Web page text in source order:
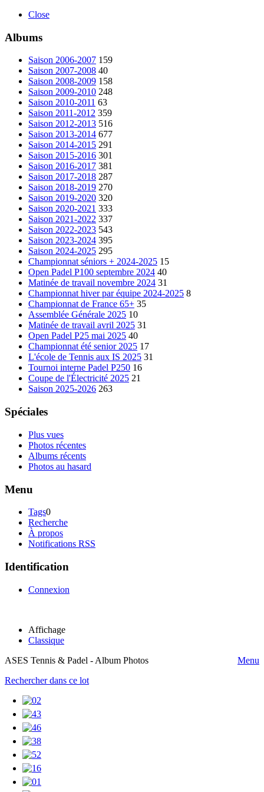
Close
Albums
Saison 2006-2007 159
Saison 2007-2008 40
Saison 2008-2009 158
Saison 2009-2010 248
Saison 2010-2011 63
Saison 2011-2012 359
Saison 2012-2013 516
Saison 2013-2014 677
Saison 2014-2015 291
Saison 2015-2016 301
Saison 2016-2017 381
Saison 2017-2018 287
Saison 2018-2019 270
Saison 2019-2020 320
Saison 2020-2021 333
Saison 2021-2022 337
Saison 2022-2023 543
Saison 2023-2024 395
Saison 2024-2025 295
Championnat séniors + 2024-2025 15
Open Padel P100 septembre 2024 40
Matinée de travail novembre 2024 31
Championnat hiver par équipe 2024-2025 8
Championnat de France 65+ 35
Assemblée Générale 2025 10
Matinée de travail avril 2025 31
Open Padel P25 mai 2025 40
Championnat été senior 2025 17
L'école de Tennis aux IS 2025 31
Tournoi interne Padel P250 16
Coupe de l'Électricité 2025 21
Saison 2025-2026 263
Spéciales
Plus vues
Photos récentes
Albums récents
Photos au hasard
Menu
Tags0
Recherche
À propos
Notifications RSS
Identification
Connexion
Affichage
Classique
ASES Tennis & Padel - Album Photos
Menu
Rechercher dans ce lot